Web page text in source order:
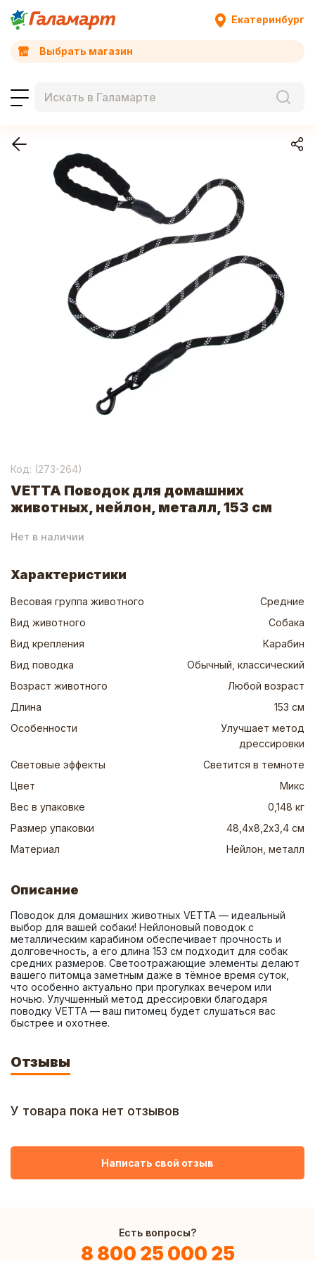
Екатеринбург
Выбрать магазин
Код: (273-264)
VETTA Поводок для домашних
животных, нейлон, металл, 153 см
Нет в наличии
Характеристики
Весовая группа животного
Средние
Вид животного
Собака
Вид крепления
Карабин
Вид поводка
Обычный, классический
Возраст животного
Любой возраст
Длина
153 см
Особенности
Улучшает метод
дрессировки
Световые эффекты
Светится в темноте
Цвет
Микс
Вес в упаковке
0,148 кг
Размер упаковки
48,4х8,2х3,4 см
Материал
Нейлон, металл
Описание
Поводок для домашних животных VETTA — идеальный
выбор для вашей собаки! Нейлоновый поводок с
металлическим карабином обеспечивает прочность и
долговечность, а его длина 153 см подходит для собак
средних размеров. Светоотражающие элементы делают
вашего питомца заметным даже в тёмное время суток,
что особенно актуально при прогулках вечером или
ночью. Улучшенный метод дрессировки благодаря
поводку VETTA — ваш питомец будет слушаться вас
быстрее и охотнее.
Отзывы
У товара пока нет отзывов
Написать свой отзыв
Есть вопросы?
8 800 25 000 25